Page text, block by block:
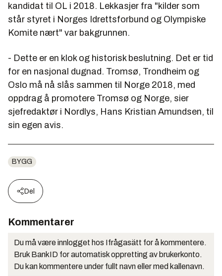
kandidat til OL i 2018. Lekkasjer fra "kilder som
står styret i Norges Idrettsforbund og Olympiske
Komite nært" var bakgrunnen.
- Dette er en klok og historisk beslutning. Det er tid
for en nasjonal dugnad. Tromsø, Trondheim og
Oslo må nå slås sammen til Norge 2018, med
oppdrag å promotere Tromsø og Norge, sier
sjefredaktør i Nordlys, Hans Kristian Amundsen, til
sin egen avis.
BYGG
Del
Kommentarer
Du må være innlogget hos Ifrågasätt for å kommentere.
Bruk BankID for automatisk oppretting av brukerkonto.
Du kan kommentere under fullt navn eller med kallenavn.